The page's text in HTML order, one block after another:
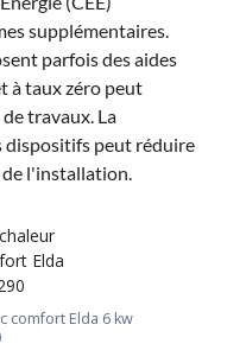
supplémentaires.
parfois des aides
à taux zéro peut
travaux. La
dispositifs peut réduire
l'installation.
comfort Elda 6 kw